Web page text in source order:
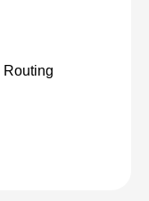
Routing